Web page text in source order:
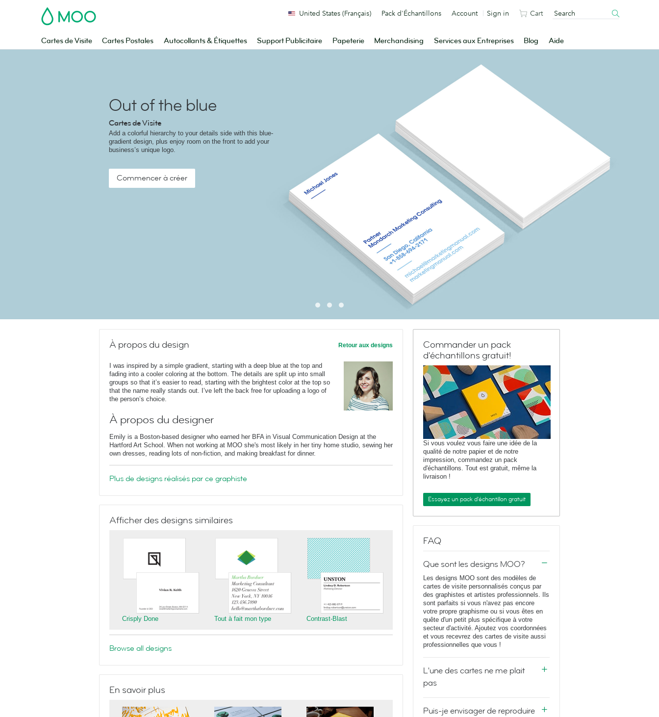
MOO
Cartes de Visite Cartes Postales Autocollants & Étiquettes Support Publicitaire Papeterie Merchandising Services aux Entreprises Blog Aide
United States (Français) Pack d'Échantillons Account Sign in Cart
Out of the blue
Cartes de Visite
Add a colorful hierarchy to your details side with this blue-
gradient design, plus enjoy room on the front to add your
business’s unique logo.
Commencer à créer
À propos du design Retour aux designs
I was inspired by a simple gradient, starting with a deep blue at the top and
fading into a cooler coloring at the bottom. The details are split up into small
groups so that it’s easier to read, starting with the brightest color at the top so
that the name really stands out. I’ve left the back free for uploading a logo of
the person’s choice.
À propos du designer
Emily is a Boston-based designer who earned her BFA in Visual Communication Design at the
Hartford Art School. When not working at MOO she's most likely in her tiny home studio, sewing her
own dresses, reading lots of non-fiction, and making breakfast for dinner.
Plus de designs réalisés par ce graphiste
Afficher des designs similaires
Crisply Done Tout à fait mon type Contrast-Blast
Browse all designs
En savoir plus
Commander un pack
d'échantillons gratuit!
Si vous voulez vous faire une idée de la
qualité de notre papier et de notre
impression, commandez un pack
d'échantillons. Tout est gratuit, même la
livraison !
Essayez un pack d'échantillon gratuit
FAQ
Que sont les designs MOO?
Les designs MOO sont des modèles de
cartes de visite personnalisés conçus par
des graphistes et artistes professionnels. Ils
sont parfaits si vous n'avez pas encore
votre propre graphisme ou si vous êtes en
quête d'un petit plus spécifique à votre
secteur d'activité. Ajoutez vos coordonnées
et vous recevrez des cartes de visite aussi
professionnelles que vous !
L'une des cartes ne me plait
pas
Puis-je envisager de reproduire